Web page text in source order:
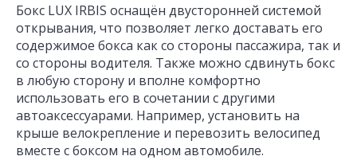
Бокс LUX IRBIS оснащён двусторонней системой
открывания, что позволяет легко доставать его
содержимое бокса как со стороны пассажира, так и
со стороны водителя. Также можно сдвинуть бокс
в любую сторону и вполне комфортно
использовать его в сочетании с другими
автоаксессуарами. Например, установить на
крыше велокрепление и перевозить велосипед
вместе с боксом на одном автомобиле.